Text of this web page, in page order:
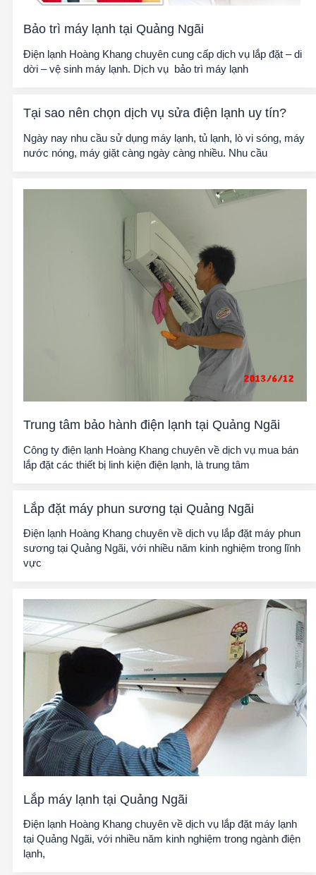
Bảo trì máy lạnh tại Quảng Ngãi
Điện lạnh Hoàng Khang chuyên cung cấp dịch vụ lắp đặt – di
dời – vệ sinh máy lạnh. Dịch vụ bảo trì máy lạnh
Tại sao nên chọn dịch vụ sửa điện lạnh uy tín?
Ngày nay nhu cầu sử dụng máy lạnh, tủ lạnh, lò vi sóng, máy
nước nóng, máy giặt càng ngày càng nhiều. Nhu cầu
Trung tâm bảo hành điện lạnh tại Quảng Ngãi
Công ty điện lạnh Hoàng Khang chuyên về dịch vụ mua bán
lắp đặt các thiết bị linh kiện điện lạnh, là trung tâm
Lắp đặt máy phun sương tại Quảng Ngãi
Điện lạnh Hoàng Khang chuyên về dịch vụ lắp đặt máy phun
sương tại Quảng Ngãi, với nhiều năm kinh nghiệm trong lĩnh
vực
Lắp máy lạnh tại Quảng Ngãi
Điện lạnh Hoàng Khang chuyên về dịch vụ lắp đặt máy lạnh
tại Quảng Ngãi, với nhiều năm kinh nghiệm trong ngành điện
lạnh,